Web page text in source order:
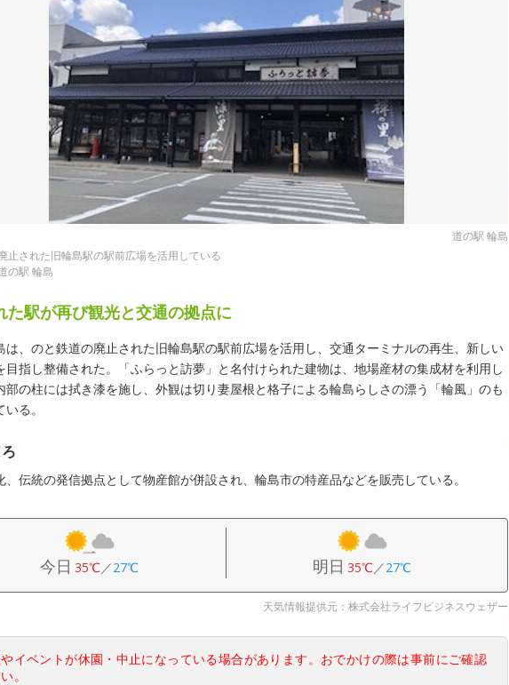
道の駅 輪島
止された旧輪島駅の駅前広場を活用している
の駅 輪島
た駅が再び観光と交通の拠点に
は、のと鉄道の廃止された旧輪島駅の駅前広場を活用し、交通ターミナルの再生、新しい
目指し整備された。「ふらっと訪夢」と名付けられた建物は、地場産材の集成材を利用し
部の柱には拭き漆を施し、外観は切り妻屋根と格子による輪島らしさの漂う「輪風」のも
る。
、伝統の発信拠点として物産館が併設され、輪島市の特産品などを販売している。
今日 35℃／27℃ 明日 35℃／27℃
天気情報提供元：株式会社ライフビジネスウェザー
イベントが休園・中止になっている場合があります。おでかけの際は事前にご確認
。